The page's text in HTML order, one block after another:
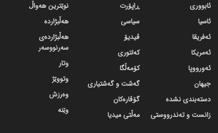
ئابووری
ئاسیا
ئەفریقا
ئەمریکا
ئەورووپا
جیهان
دسته‌بندی نشده
زانست و تەندرووستی
ڕاپۆرت
سیاسی
ڤیدیۆ
کەلتوری
کۆمەڵگا
گه‌شت و گه‌شتیاری
گۆڤاره‌کان
مەڵتی میدیا
نوێترین هەواڵ
هەڵبژاردە
هەڵبژاردەی
سەرنووسەر
وتار
وتووێژ
وەرزش
وێنە